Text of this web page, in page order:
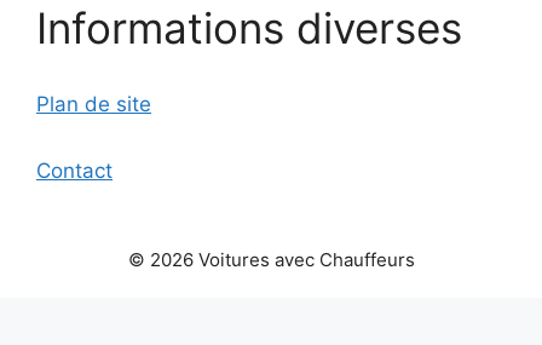
Informations diverses
Plan de site
Contact
© 2026 Voitures avec Chauffeurs